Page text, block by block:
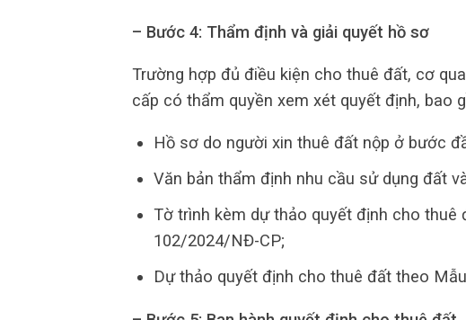
– Bước 4: Thẩm định và giải quyết hồ sơ
Trường hợp đủ điều kiện cho thuê đất, cơ
cấp có thẩm quyền xem xét quyết định, bao
Hồ sơ do người xin thuê đất nộp ở bước
Văn bản thẩm định nhu cầu sử dụng đất
Tờ trình kèm dự thảo quyết định cho thuê
102/2024/NĐ-CP;
Dự thảo quyết định cho thuê đất theo